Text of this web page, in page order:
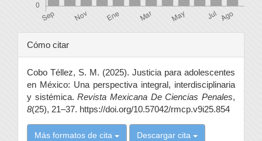
Detalles
del
artículo
Cómo citar
Cobo Téllez, S. M. (2025). Justicia para adolescentes
en México: Una perspectiva integral, interdisciplinaria
y sistémica.Revista Mexicana De Ciencias Penales,
8(25), 21–37. https://doi.org/10.57042/rmcp.v9i25.854
Más formatos de cita Descargar cita